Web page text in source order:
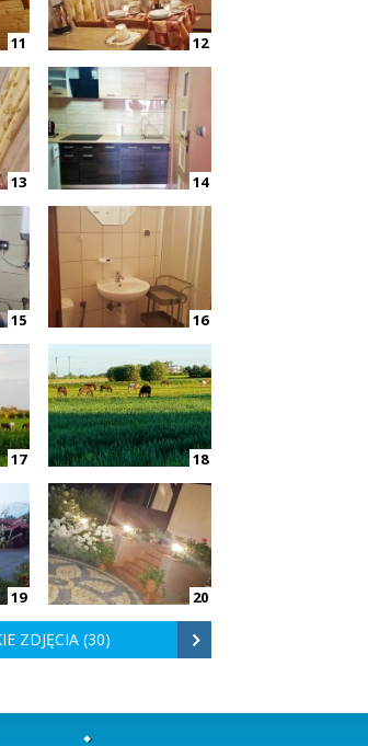
11 12
13 14
15 16
17 18
19 20
ZDJĘCIA (30)